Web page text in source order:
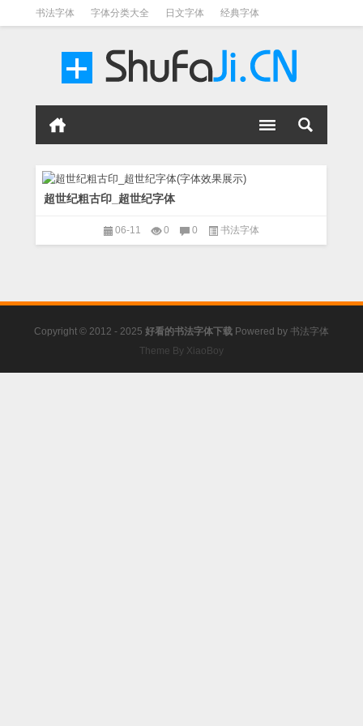
书法字体 字体分类大全 日文字体 经典字体
超世纪粗古印_超世纪字体
06-11 0 0 书法字体
Copyright © 2012 - 2025 好看的书法字体下载 Powered by 书法字体
Theme By XiaoBoy